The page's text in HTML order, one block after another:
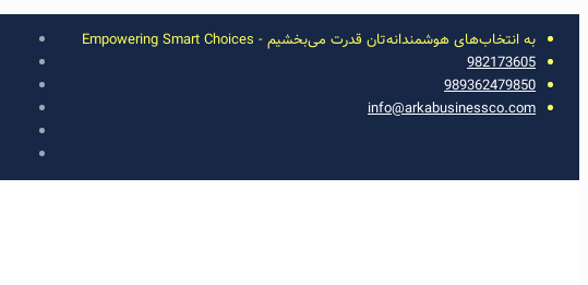
به انتخاب‌های هوشمندانه‌تان قدرت می‌بخشیم - Empowering Smart Choices
982173605
989362479850
info@arkabusinessco.com